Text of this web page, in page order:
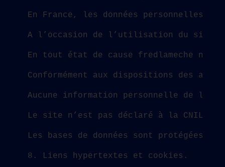
En France, les données personnelles
A l’occasion de l’utilisation du site
En tout état de cause fredlameche ne
Conformément aux dispositions des
Aucune information personnelle de
Le site n’est pas déclaré à la CNIL
Les bases de données sont
8. Liens hypertextes et cookies.